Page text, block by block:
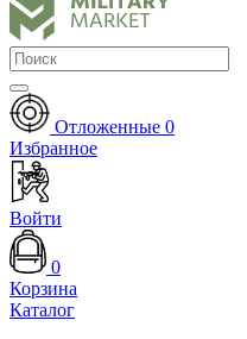
Отложенные 0
Избранное
Войти
0
Корзина
Каталог